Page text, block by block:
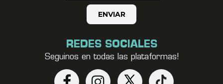
REDES SOCIALES
Seguinos en todas las plataformas!